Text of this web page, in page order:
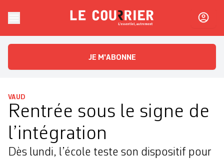
Le CourrierL'essentiel, autrement
JE M'ABONNE
VAUD
Rentrée sous le signe de
l’intégration
Dès lundi, l’école teste son dispositif pour